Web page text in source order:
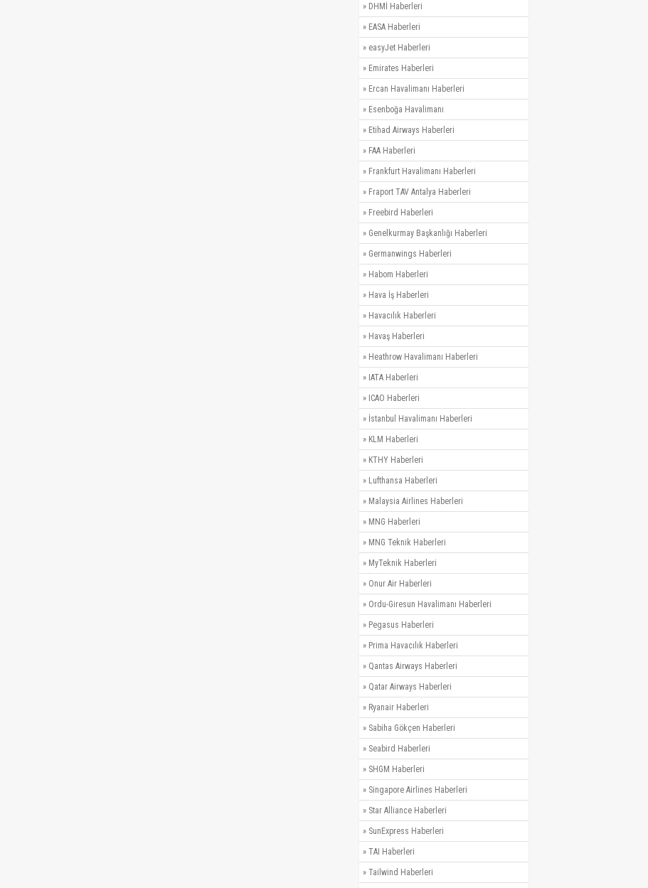
» DHMİ Haberleri
» EASA Haberleri
» easyJet Haberleri
» Emirates Haberleri
» Ercan Havalimanı Haberleri
» Esenboğa Havalimanı
» Etihad Airways Haberleri
» FAA Haberleri
» Frankfurt Havalimanı Haberleri
» Fraport TAV Antalya Haberleri
» Freebird Haberleri
» Genelkurmay Başkanlığı Haberleri
» Germanwings Haberleri
» Habom Haberleri
» Hava İş Haberleri
» Havacılık Haberleri
» Havaş Haberleri
» Heathrow Havalimanı Haberleri
» IATA Haberleri
» ICAO Haberleri
» İstanbul Havalimanı Haberleri
» KLM Haberleri
» KTHY Haberleri
» Lufthansa Haberleri
» Malaysia Airlines Haberleri
» MNG Haberleri
» MNG Teknik Haberleri
» MyTeknik Haberleri
» Onur Air Haberleri
» Ordu-Giresun Havalimanı Haberleri
» Pegasus Haberleri
» Prima Havacılık Haberleri
» Qantas Airways Haberleri
» Qatar Airways Haberleri
» Ryanair Haberleri
» Sabiha Gökçen Haberleri
» Seabird Haberleri
» SHGM Haberleri
» Singapore Airlines Haberleri
» Star Alliance Haberleri
» SunExpress Haberleri
» TAI Haberleri
» Tailwind Haberleri